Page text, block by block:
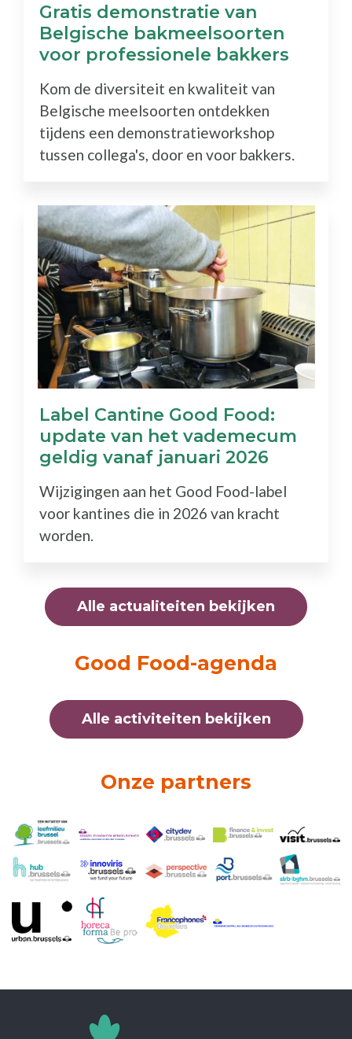
Gratis demonstratie van
Belgische bakmeelsoorten
voor professionele bakkers
Kom de diversiteit en kwaliteit van
Belgische meelsoorten ontdekken
tijdens een demonstratieworkshop
tussen collega's, door en voor bakkers.
Label Cantine Good Food:
update van het vademecum
geldig vanaf januari 2026
Wijzigingen aan het Good Food-label
voor kantines die in 2026 van kracht
worden.
Alle actualiteiten bekijken
Good Food-agenda
Alle activiteiten bekijken
Onze partners